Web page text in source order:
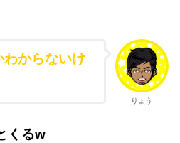
りょう
からないけ
くるw